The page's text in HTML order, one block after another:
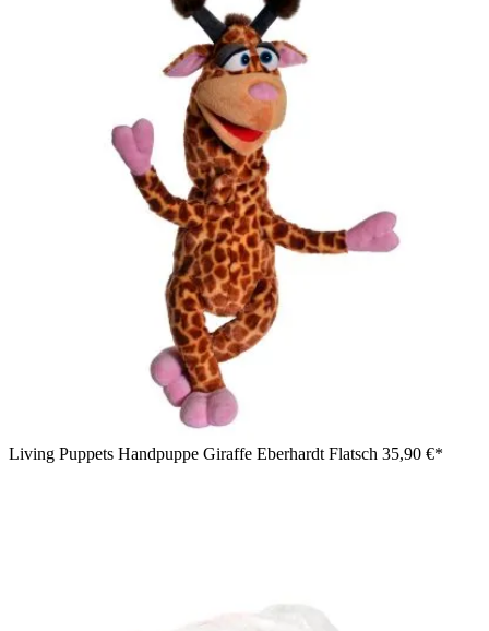
Living Puppets Handpuppe Giraffe Eberhardt Flatsch 35,90 €*